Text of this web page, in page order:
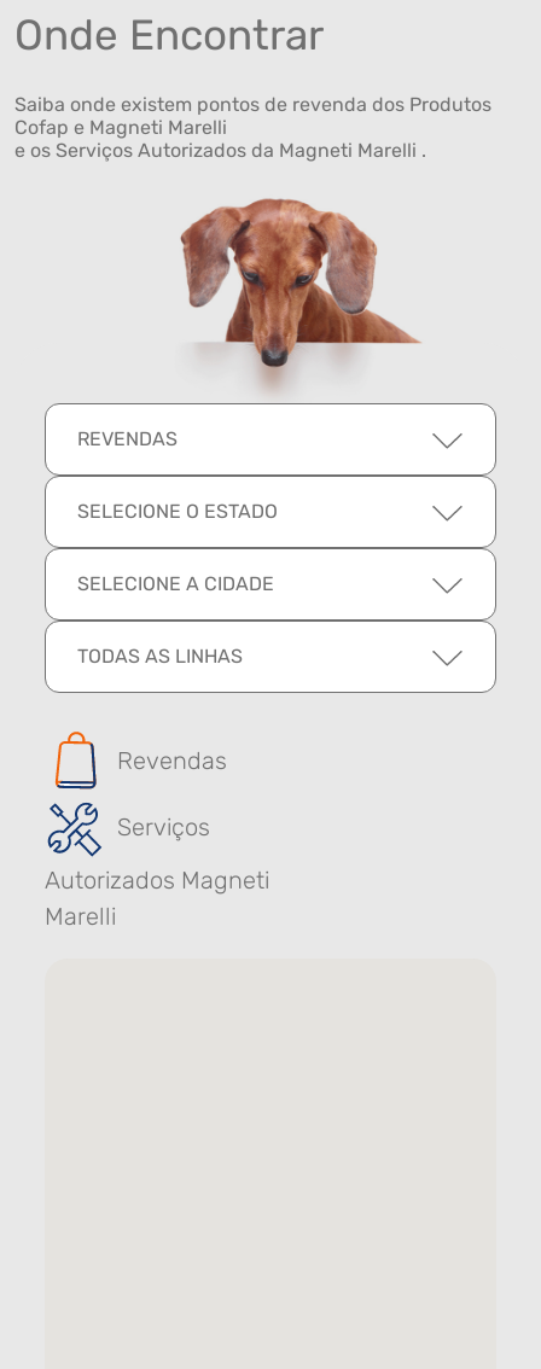
Onde Encontrar
Saiba onde existem pontos de revenda dos Produtos
Cofap e Magneti Marelli
e os Serviços Autorizados da Magneti Marelli .
REVENDAS
SELECIONE O ESTADO
SELECIONE A CIDADE
TODAS AS LINHAS
Revendas
Serviços
Autorizados Magneti
Marelli